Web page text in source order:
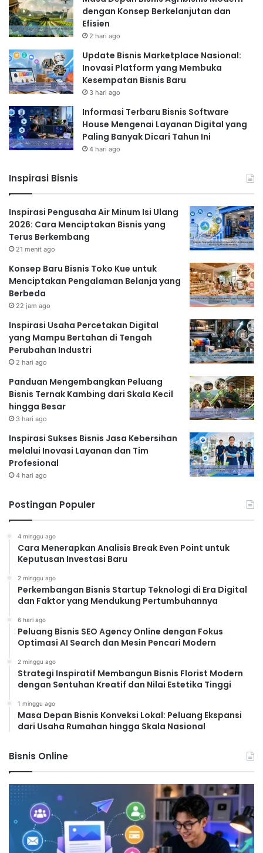
dengan Konsep Berkelanjutan dan
Efisien
2 hari ago
Update Bisnis Marketplace Nasional:
Inovasi Platform yang Membuka
Kesempatan Bisnis Baru
3 hari ago
Informasi Terbaru Bisnis Software
House Mengenai Layanan Digital yang
Paling Banyak Dicari Tahun Ini
4 hari ago
Inspirasi Bisnis
Inspirasi Pengusaha Air Minum Isi Ulang
2026: Cara Menciptakan Bisnis yang
Terus Berkembang
21 menit ago
Konsep Baru Bisnis Toko Kue untuk
Menciptakan Pengalaman Belanja yang
Berbeda
22 jam ago
Inspirasi Usaha Percetakan Digital
yang Mampu Bertahan di Tengah
Perubahan Industri
2 hari ago
Panduan Mengembangkan Peluang
Bisnis Ternak Kambing dari Skala Kecil
hingga Besar
3 hari ago
Inspirasi Sukses Bisnis Jasa Kebersihan
melalui Inovasi Layanan dan Tim
Profesional
4 hari ago
Postingan Populer
4 minggu ago
Cara Menerapkan Analisis Break Even Point untuk
Keputusan Investasi Baru
2 minggu ago
Perkembangan Bisnis Startup Teknologi di Era Digital
dan Faktor yang Mendukung Pertumbuhannya
6 hari ago
Peluang Bisnis SEO Agency Online dengan Fokus
Optimasi AI Search dan Mesin Pencari Modern
2 minggu ago
Strategi Inspiratif Membangun Bisnis Florist Modern
dengan Sentuhan Kreatif dan Nilai Estetika Tinggi
1 minggu ago
Masa Depan Bisnis Konveksi Lokal: Peluang Ekspansi
dari Usaha Rumahan hingga Skala Nasional
Bisnis Online